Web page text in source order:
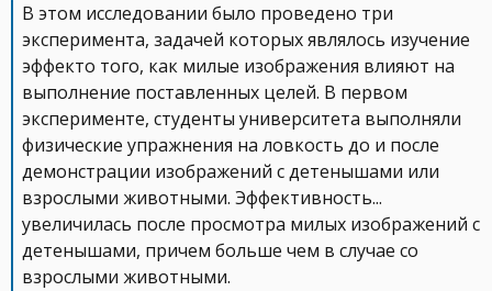
В этом исследовании было проведено три
эксперимента, задачей которых являлось изучение
эффекто того, как милые изображения влияют на
выполнение поставленных целей. В первом
эксперименте, студенты университета выполняли
физические упражнения на ловкость до и после
демонстрации изображений с детенышами или
взрослыми животными. Эффективность...
увеличилась после просмотра милых изображений с
детенышами, причем больше чем в случае со
взрослыми животными.